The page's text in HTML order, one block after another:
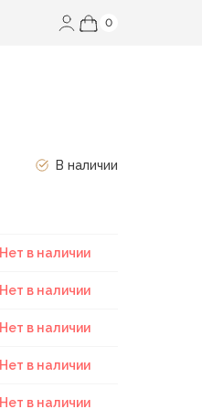
0
В наличии
Нет в наличии
Нет в наличии
Нет в наличии
Нет в наличии
Нет в наличии